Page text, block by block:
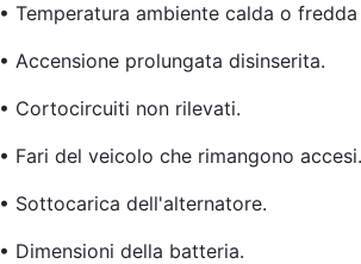
• Temperatura ambiente calda o
• Accensione prolungata disinserita.
• Cortocircuiti non rilevati.
• Fari del veicolo che rimangono accesi.
• Sottocarica dell'alternatore.
• Dimensioni della batteria.